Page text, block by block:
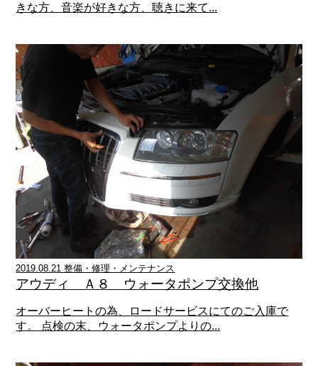
きな方、音楽が好きな方、聴きに来て...
2019.08.21 整備・修理・メンテナンス
アウディ Ａ８ ウォータポンプ交換他
オーバーヒートの為、ロードサービスにてのご入庫で
す。 点検の末、ウォータポンプよりの...